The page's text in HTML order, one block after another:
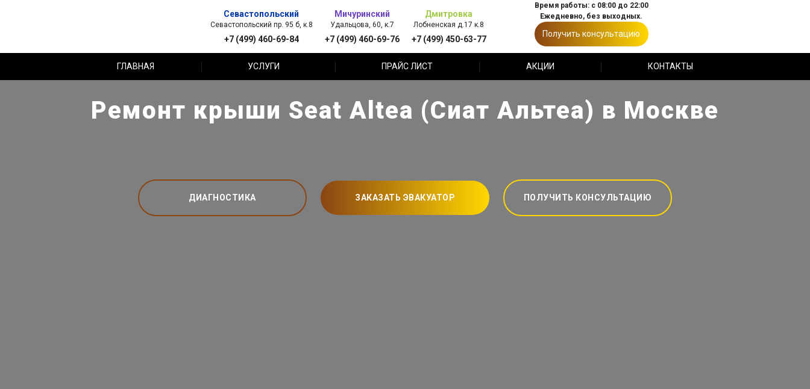
Севастопольский
Севастопольский пр. 95 б, к.8
+7 (499) 460-69-84
Мичуринский
Удальцова, 60, к.7
+7 (499) 460-69-76
Дмитровка
Лобненская д.17 к.8
+7 (499) 450-63-77
Время работы: с 08:00 до 22:00
Ежедневно, без выходных.
Получить консультацию
ГЛАВНАЯ УСЛУГИ ПРАЙС ЛИСТ АКЦИИ КОНТАКТЫ
Ремонт крыши Seat Altea (Сиат Альтеа) в Москве
ДИАГНОСТИКА ЗАКАЗАТЬ ЭВАКУАТОР ПОЛУЧИТЬ КОНСУЛЬТАЦИЮ